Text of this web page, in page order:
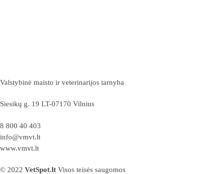
Valstybinė maisto ir veterinarijos tarnyba
Siesikų g. 19 LT-07170 Vilnius
8 800 40 403
info@vmvt.lt
www.vmvt.lt
© 2022 VetSpot.lt Visos teisės saugomos